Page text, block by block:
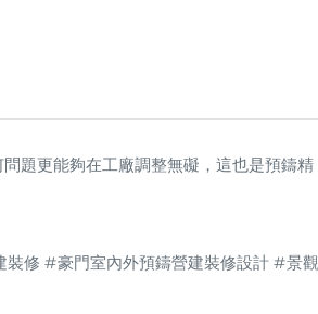
題更能夠在工廠調整無礙，這也是預鑄精
修 #豪門室內外預鑄營建裝修設計 #景觀